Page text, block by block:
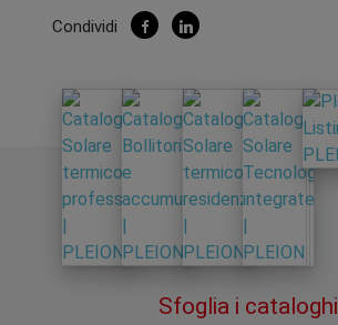
Condividi
Sfoglia i cataloghi